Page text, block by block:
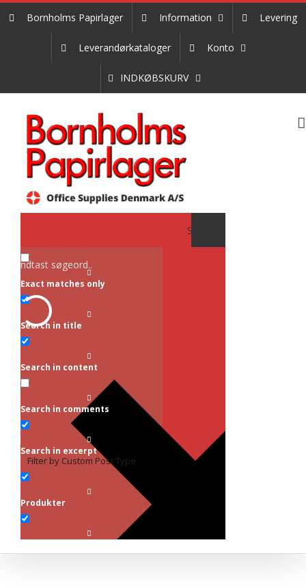
Bornholms Papirlager Information Levering
Leverandørkataloger Konto
INDKØBSKURV
Search
Exact matches only
Search in title
Search in content
Search in comments
Search in excerpt
Filter by Custom Post Type
Produkter